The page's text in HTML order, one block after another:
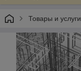
Товары и услуги